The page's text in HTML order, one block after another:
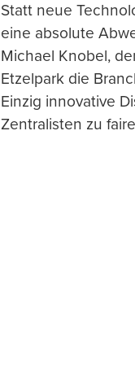
Statt neue
eine absolute
Michael Knobel,
Etzelpark die
Einzig innovative
Zentralisten zu